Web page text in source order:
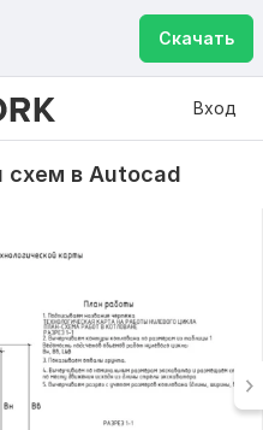
Скачать
Вход
схем в Autocad